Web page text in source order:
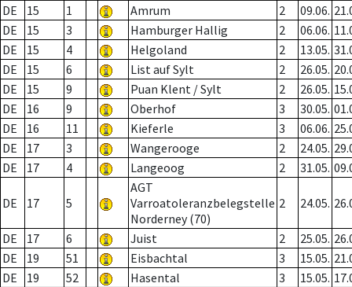
DE
15 1 Amrum 2 09.06.
DE
15 3 Hamburger Hallig 2 06.06.
DE
15 4 Helgoland 2 13.05.
DE
15 6 List auf Sylt 2 26.05.
DE
15 9 Puan Klent / Sylt 2 26.05.
DE
16 9 Oberhof 3 30.05.
DE
16 11 Kieferle 3 06.06.
DE
17 3 Wangerooge 2 24.05.
DE
17 4 Langeoog 2 31.05.
DE 17 5
AGT
Varroatoleranzbelegstelle
Norderney (70)
2 24.05.
DE 17 6 Juist 2 25.05.
DE
19 51 Eisbachtal 3 15.05.
DE
19 52 Hasental 3 15.05.